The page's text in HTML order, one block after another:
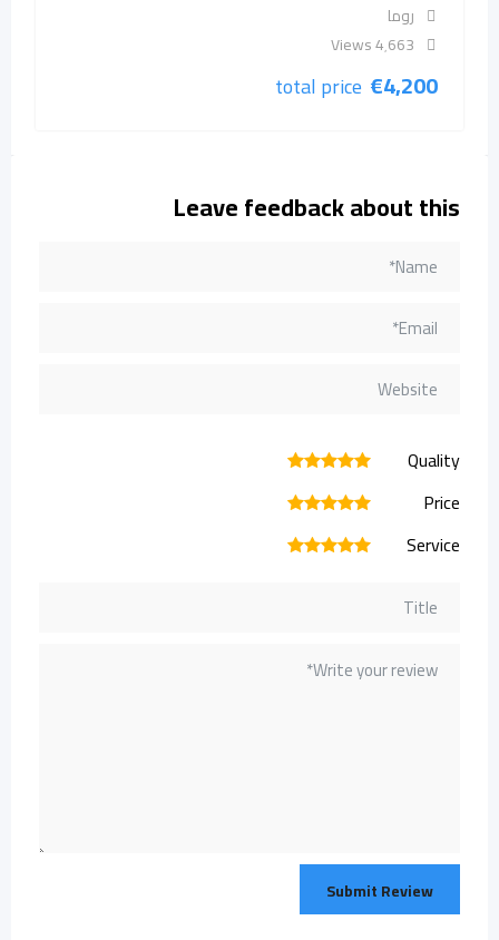
روما
4٬663 Views
€4,200
total price
Leave feedback about this
Quality
5
4
3
2
Price
5
4
3
2
Service
5
4
3
2